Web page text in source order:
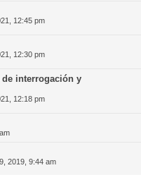
12:45 pm
12:30 pm
interrogación y
12:18 pm
2019, 9:44 am